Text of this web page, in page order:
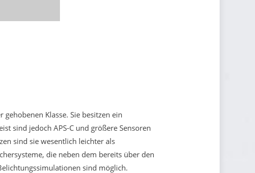
Klasse. Sie besitzen ein
sind jedoch APS-C und größere Sensoren
sind sie wesentlich leichter als
die neben dem bereits über den
sind möglich.